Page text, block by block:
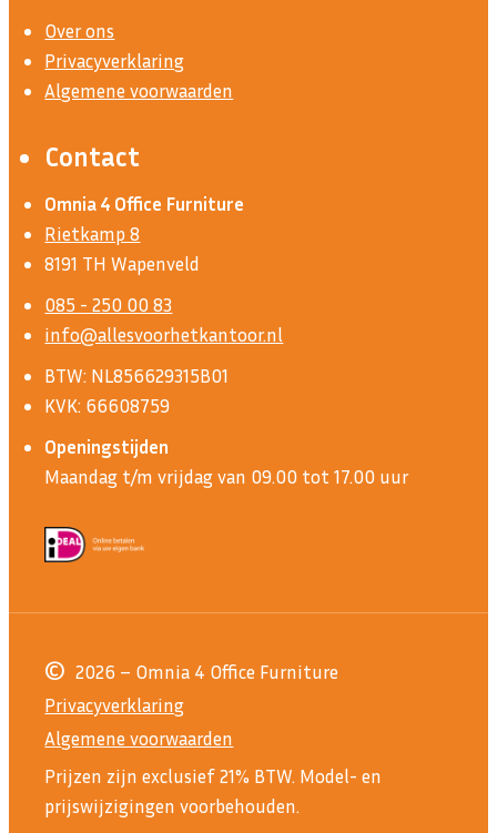
Over ons
Privacyverklaring
Algemene voorwaarden
Contact
Omnia 4 Office Furniture
Rietkamp 8
8191 TH Wapenveld
085 - 250 00 83
info@allesvoorhetkantoor.nl
BTW: NL856629315B01
KVK: 66608759
Openingstijden
Maandag t/m vrijdag van 09.00 tot 17.00 uur
© 2026 – Omnia 4 Office Furniture
Privacyverklaring
Algemene voorwaarden
Prijzen zijn exclusief 21% BTW. Model- en
prijswijzigingen voorbehouden.